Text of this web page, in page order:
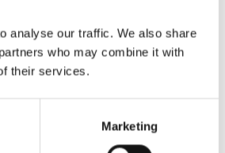
analyse our traffic. We also share
who may combine it with
their services.
Marketing